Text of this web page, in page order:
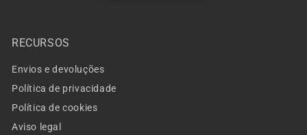
RECURSOS
Envios e devoluções
Política de privacidade
Política de cookies
Aviso legal